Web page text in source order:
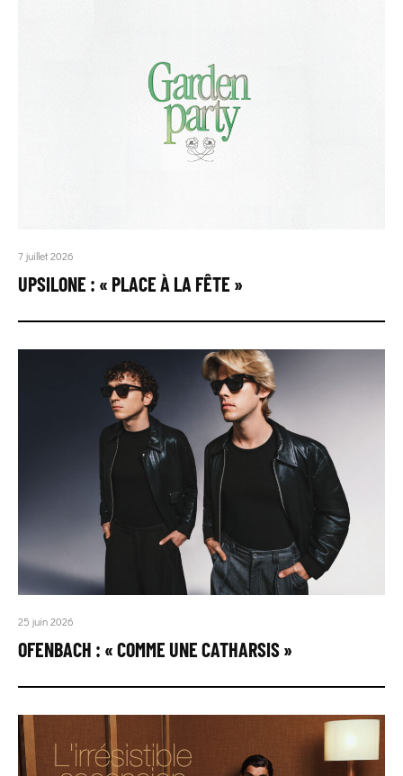
7 juillet 2026
UPSILONE : « PLACE À LA FÊTE »
25 juin 2026
OFENBACH : « COMME UNE CATHARSIS »